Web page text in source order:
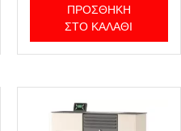
ΠΡΟΣΘΉΚΗ
ΣΤΟ ΚΑΛΆΘΙ